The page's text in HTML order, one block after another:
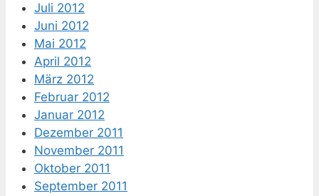
Juli 2012
Juni 2012
Mai 2012
April 2012
März 2012
Februar 2012
Januar 2012
Dezember 2011
November 2011
Oktober 2011
September 2011